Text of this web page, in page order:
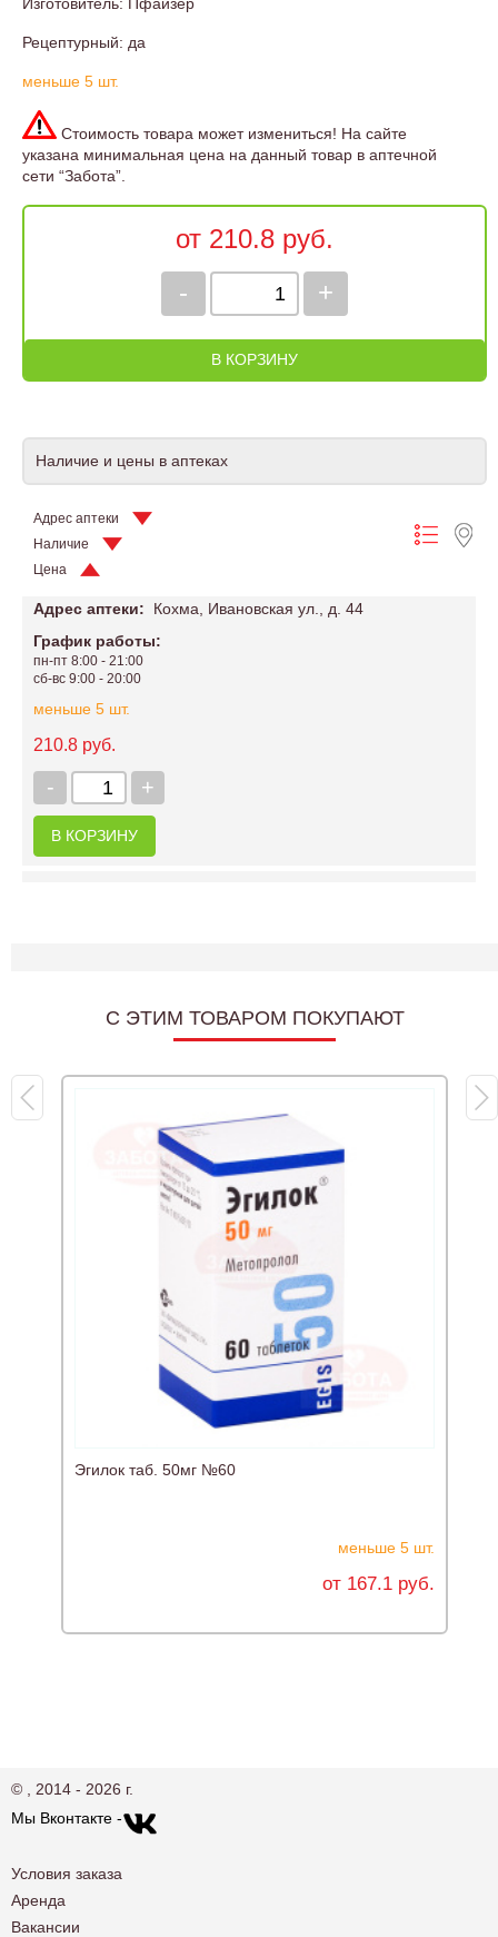
Рецептурный: да
меньше 5 шт.
Стоимость товара может измениться! На сайте
указана минимальная цена на данный товар в аптечной
сети “Забота”.
от 210.8 руб.
+
-
В КОРЗИНУ
Наличие и цены в аптеках
Адрес аптеки
Наличие
Цена
Адрес аптеки:
Кохма, Ивановская ул., д. 44
График работы:
пн-пт 8:00 - 21:00
сб-вс 9:00 - 20:00
меньше 5 шт.
210.8 руб.
+
-
В КОРЗИНУ
C ЭТИМ ТОВАРОМ ПОКУПАЮТ
Эгилок таб. 50мг №60
меньше 5 шт.
от 167.1 руб.
© , 2014 - 2026 г.
Мы Вконтакте -
Условия заказа
Аренда
Вакансии